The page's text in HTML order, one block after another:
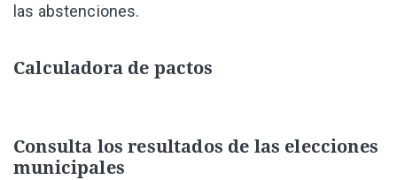
las abstenciones.
Calculadora de pactos
Consulta los resultados de las elecciones
municipales